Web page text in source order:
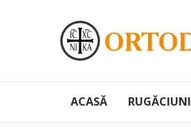
ACASĂ RUGĂCIUNI